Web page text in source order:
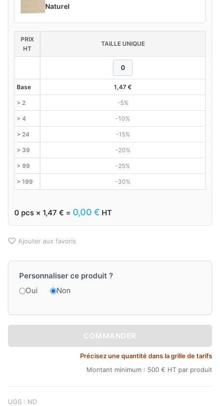
Naturel
PRIX
HT
TAILLE UNIQUE
Base 1,47 €
> 2 -5%
> 4 -10%
> 24 -15%
> 39 -20%
> 99 -25%
> 199 -30%
0 pcs × 1,47 € = 0,00 € HT
Ajouter aux favoris
Personnaliser ce produit ?
Oui
Non
COMMANDER
Précisez une quantité dans la grille de tarifs
Montant minimum : 500 € HT par produit
UGS : ND